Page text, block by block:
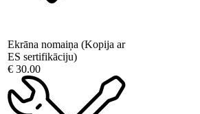
Ekrāna nomaiņa (Kopija ar
ES sertifikāciju)
€ 30.00